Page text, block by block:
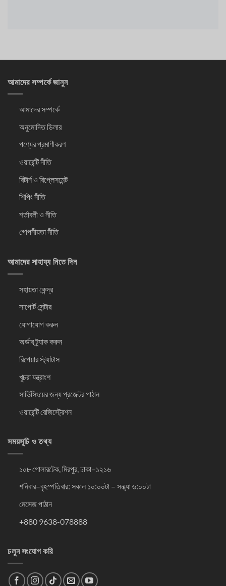
আমাদের সম্পর্কে জানুন
আমাদের সম্পর্কে
অনুমোদিত ডিলার
পণ্যের প্রমাণীকরণ
ওয়ারেন্টি নীতি
রিটার্ন ও রিপ্লেসমেন্ট
শিপিং নীতি
শর্তাবলী ও নীতি
গোপনীয়তা নীতি
আমাদের সাহায্য নিতে দিন
সহায়তা কেন্দ্র
সাপোর্ট সেন্টার
যোগাযোগ করুন
অর্ডার ট্র্যাক করুন
রিপেয়ার স্ট্যাটাস
খুচরা যন্ত্রাংশ
সার্ভিসিংয়ের জন্য প্রজেক্টর পাঠান
ওয়ারেন্টি রেজিস্ট্রেশন
সময়সূচি ও তথ্য
১০৮ গোলারটেক, মিরপুর, ঢাকা–১২১৬
শনিবার–বৃহস্পতিবার: সকাল ১০:০০টা – সন্ধ্যা ৬:০০টা
মেসেজ পাঠান
+880 9638-078888
চলুন সংযোগ করি